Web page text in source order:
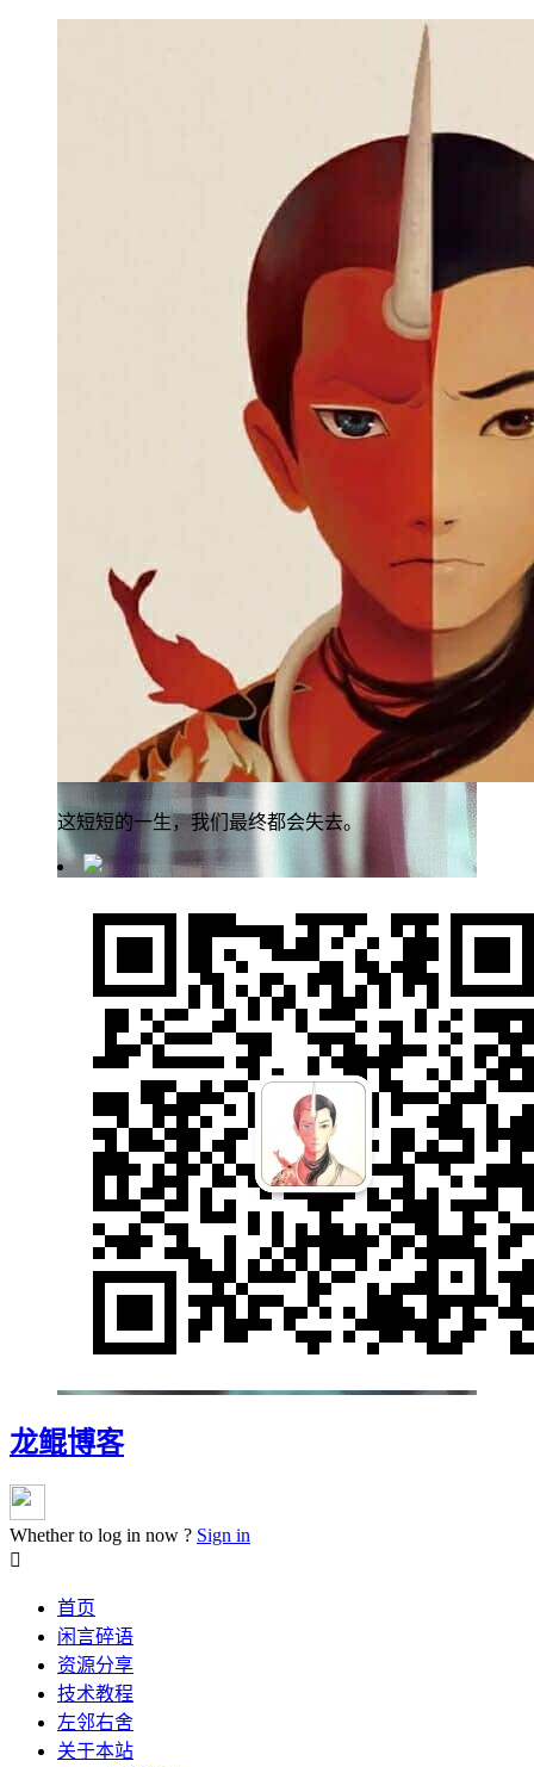
这短短的一生，我们最终都会失去。
龙鲲博客
Whether to log in now ? Sign in

首页
闲言碎语
资源分享
技术教程
左邻右舍
关于本站